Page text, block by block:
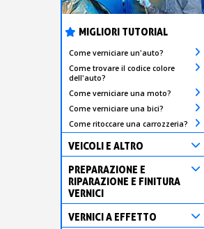
MIGLIORI TUTORIAL
Come verniciare un'auto?
Come trovare il codice colore
dell'auto?
Come verniciare una moto?
Come verniciare una bici?
Come ritoccare una carrozzeria?
VEICOLI E ALTRO
PREPARAZIONE E
RIPARAZIONE E FINITURA
VERNICI
VERNICI A EFFETTO